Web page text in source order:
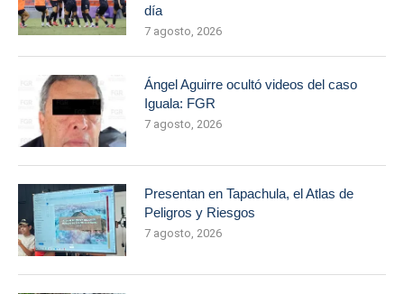
día
7 agosto, 2026
Ángel Aguirre ocultó videos del caso
Iguala: FGR
7 agosto, 2026
Presentan en Tapachula, el Atlas de
Peligros y Riesgos
7 agosto, 2026